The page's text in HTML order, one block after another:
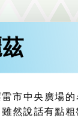
市中央廣場
雖然說話有點